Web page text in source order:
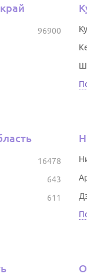
96900
16478
643
611